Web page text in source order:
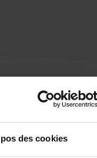
des cookies